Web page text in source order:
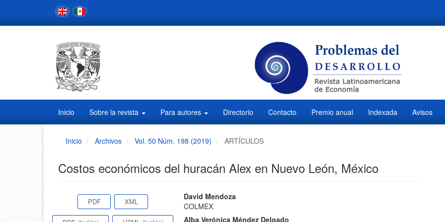
Contenido
Inicio Sobre la revista Para autores Directorio Contacto Premio anual Indexada Avisos
Inicio Archivos Vol. 50 Núm. 198 (2019) ARTÍCULOS
Costos económicos del huracán Alex en Nuevo León, México
BarraPDF XML
Contenido
principal
David Mendoza
COLMEX
Alba Verónica Méndez Delgado